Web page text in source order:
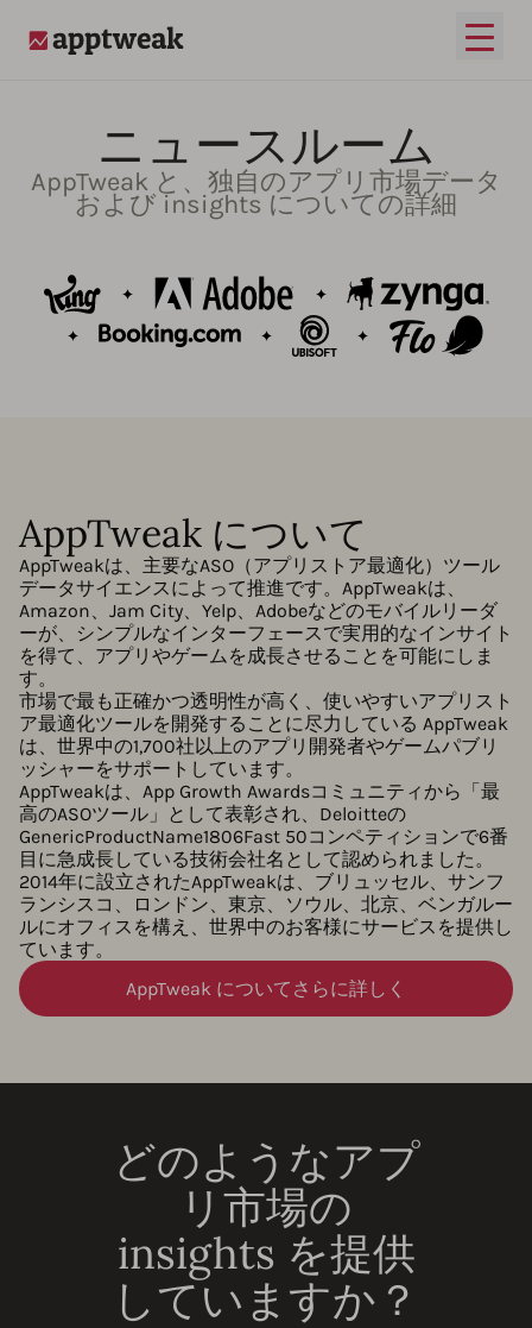
メイ
ニュースルーム
AppTweak と、独自のアプリ市場データ
および insights についての詳細
AppTweak について
AppTweakは、主要なASO（アプリストア最適化）ツール
データサイエンスによって推進です。AppTweakは、
Amazon、Jam City、Yelp、Adobeなどのモバイルリーダ
ーが、シンプルなインターフェースで実用的なインサイト
を得て、アプリやゲームを成長させることを可能にしま
す。
市場で最も正確かつ透明性が高く、使いやすいアプリスト
ア最適化ツールを開発することに尽力している AppTweak
は、世界中の1,700社以上のアプリ開発者やゲームパブリ
ッシャーをサポートしています。
AppTweakは、App Growth Awardsコミュニティから「最
高のASOツール」として表彰され、Deloitteの
GenericProductName1806Fast 50コンペティションで6番
目に急成長している技術会社名として認められました。
2014年に設立されたAppTweakは、ブリュッセル、サンフ
ランシスコ、ロンドン、東京、ソウル、北京、ベンガルー
ルにオフィスを構え、世界中のお客様にサービスを提供し
ています。
AppTweak についてさらに詳しく
どのようなアプ
リ市場の
insights を提供
していますか？